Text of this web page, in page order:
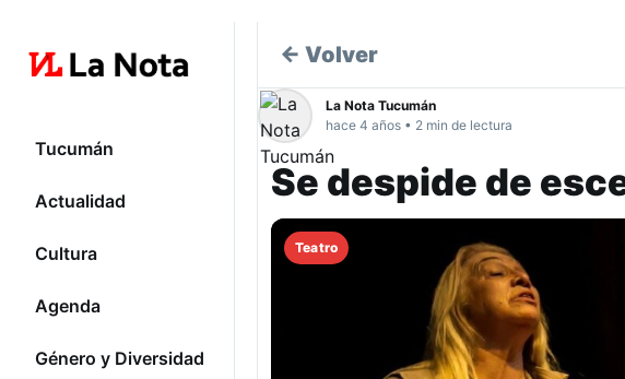
Tucumán
Actualidad
Cultura
Agenda
Género y Diversidad
← Volver
La Nota Tucumán
hace 4 años • 2 min de lectura
Se despide de
Teatro